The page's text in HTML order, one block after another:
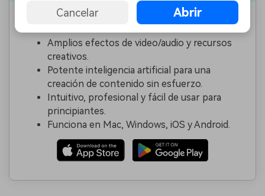
Crear videos con Wondershare Filmora
Amplios efectos de video/audio y recursos
creativos.
Potente inteligencia artificial para una
creación de contenido sin esfuerzo.
Intuitivo, profesional y fácil de usar para
principiantes.
Funciona en Mac, Windows, iOS y Android.
Cancelar Abrir